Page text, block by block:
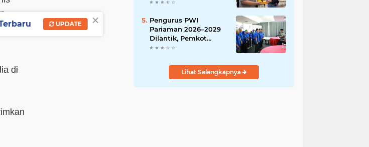
di
Pengurus PWI
Pariaman 2026–2029
Dilantik, Pemkot
Tekankan Sinergi dan
Lihat Selengkapnya
×
UPDATE